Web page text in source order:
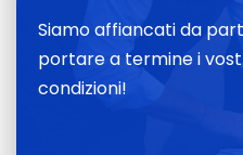
Siamo affiancati da
portare a termine i
condizioni!